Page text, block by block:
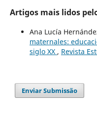
Artigos mais lidos
Ana Lucía
maternales:
siglo XX , Revista
Enviar Submissão